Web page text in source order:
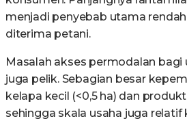
menjadi penyebab utama
diterima petani.
Masalah akses permodalan bagi
juga pelik. Sebagian besar
kelapa kecil (<0,5 ha) dan
sehingga skala usaha juga relatif